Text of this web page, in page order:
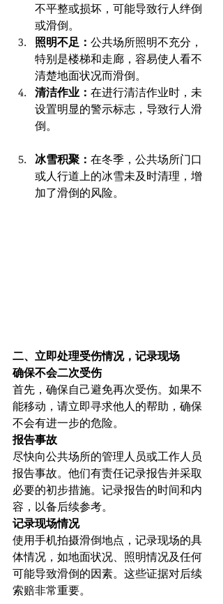
不平整或损坏，可能导致行人绊倒
或滑倒。
照明不足： 公共场所照明不充分，
特别是楼梯和走廊，容易使人看不
清楚地面状况而滑倒。
清洁作业： 在进行清洁作业时，未
设置明显的警示标志，导致行人滑
倒。
冰雪积聚： 在冬季，公共场所门口
或人行道上的冰雪未及时清理，增
加了滑倒的风险。
二、立即处理受伤情况，记录现场
确保不会二次受伤
首先，确保自己避免再次受伤。如果不
能移动，请立即寻求他人的帮助，确保
不会有进一步的危险。
报告事故
尽快向公共场所的管理人员或工作人员
报告事故。他们有责任记录报告并采取
必要的初步措施。记录报告的时间和内
容，以备后续参考。
记录现场情况
使用手机拍摄滑倒地点，记录现场的具
体情况，如地面状况、照明情况及任何
可能导致滑倒的因素。这些证据对后续
索赔非常重要。